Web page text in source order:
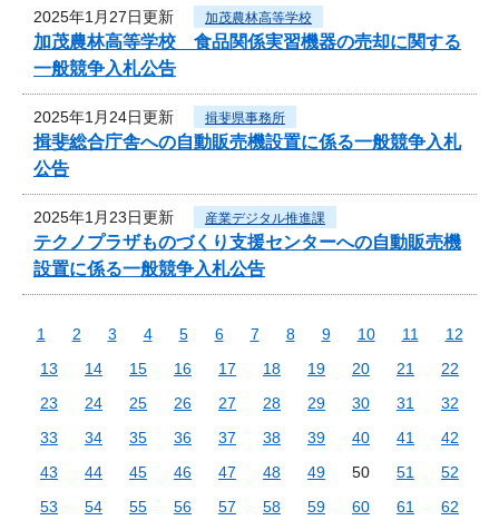
2025年1月27日更新 加茂農林高等学校
加茂農林高等学校 食品関係実習機器の売却に関する
一般競争入札公告
2025年1月24日更新 揖斐県事務所
揖斐総合庁舎への自動販売機設置に係る一般競争入札
公告
2025年1月23日更新 産業デジタル推進課
テクノプラザものづくり支援センターへの自動販売機
設置に係る一般競争入札公告
1 2 3 4 5 6 7 8 9 10 11
12
13
14 15 16 17 18 19 20 21
22
23
24 25 26 27 28 29 30 31
32
33
34 35 36 37 38 39 40 41
42
43
44 45 46 47 48 49 50 51
52
53
54 55 56 57 58 59 60 61
62